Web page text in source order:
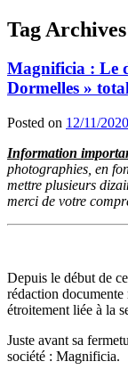
Tag
Magnificia : Le
Dormelles »
Posted on 12/11/2020
Information
photographies, en
mettre plusieurs
merci de votre
Depuis le début de
rédaction documente
étroitement liée à la
Juste avant sa
société : Magnificia.